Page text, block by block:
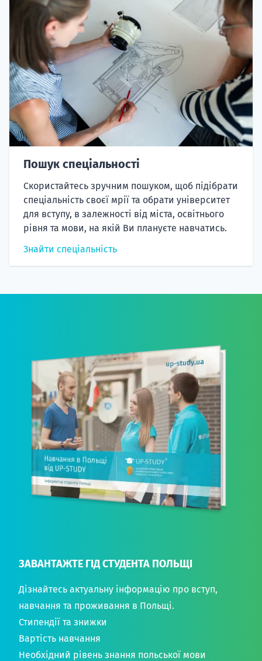
Пошук спеціальності
Скористайтесь зручним пошуком, щоб підібрати
спеціальність своєї мрії та обрати університет
для вступу, в залежності від міста, освітнього
рівня та мови, на якій Ви плануєте навчатись.
Знайти спеціальність
ЗАВАНТАЖТЕ ГІД СТУДЕНТА ПОЛЬЩІ
Дізнайтесь актуальну інформацію про вступ,
навчання та проживання в Польщі.
Стипендії та знижки
Вартість навчання
Необхідний рівень знання польської мови